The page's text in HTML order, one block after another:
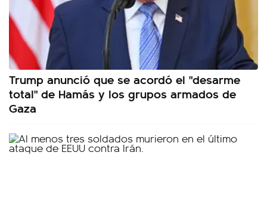
Trump anunció que se acordó el "desarme
total" de Hamás y los grupos armados de
Gaza